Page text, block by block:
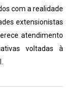
com a realidade
extensionistas
atendimento
voltadas à